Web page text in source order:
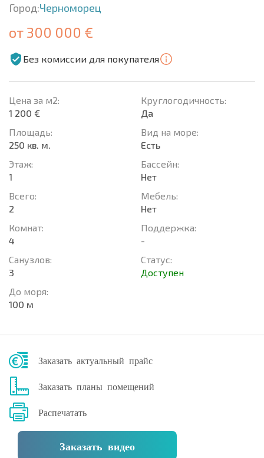
Город:Черноморец
от 300 000 €
Без комиссии для покупателя
Цена за м2:
1 200 €
Площадь:
250 кв. м.
Этаж:
1
Всего:
2
Комнат:
4
Санузлов:
3
До моря:
100 м
Круглогодичность:
Да
Вид на море:
Есть
Басcейн:
Нет
Мебель:
Нет
Поддержка:
-
Статус:
Доступен
Заказать актуальный прайс
Заказать планы помещений
Распечатать
Заказать видео